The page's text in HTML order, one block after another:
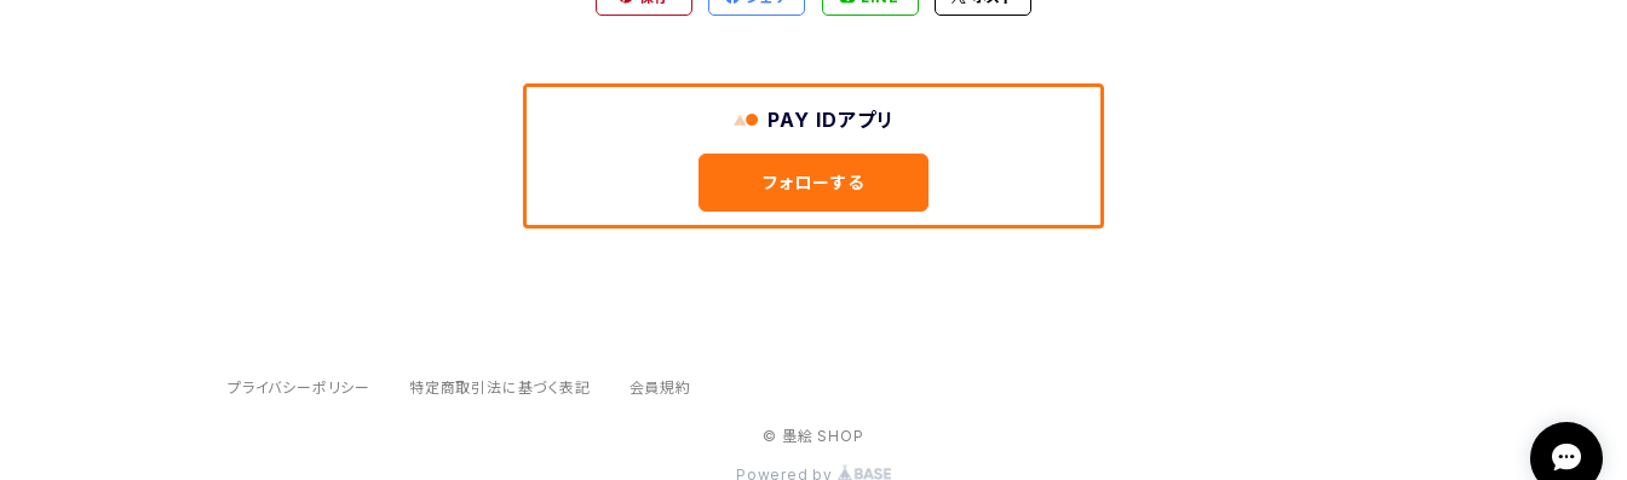
真田幸村
iPhone XS MAX
PAY IDアプリ
フォローする
プライバシーポリシー 特定商取引法に基づく表記 会員規約
© 墨絵 SHOP
Powered by